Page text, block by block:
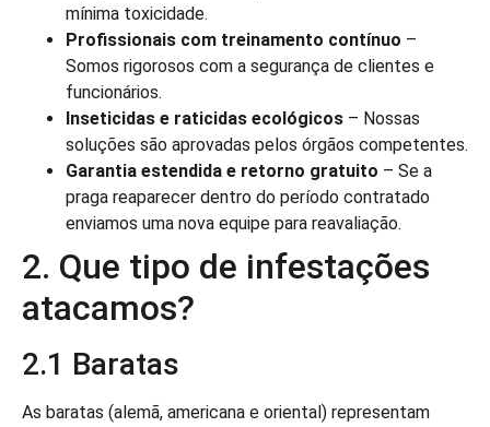
mínima toxicidade.
Profissionais com treinamento contínuo –
Somos rigorosos com a segurança de clientes e
funcionários.
Inseticidas e raticidas ecológicos – Nossas
soluções são aprovadas pelos órgãos competentes.
Garantia estendida e retorno gratuito – Se a
praga reaparecer dentro do período contratado
enviamos uma nova equipe para reavaliação.
2. Que tipo de infestações
atacamos?
2.1 Baratas
As baratas (alemã, americana e oriental) representam